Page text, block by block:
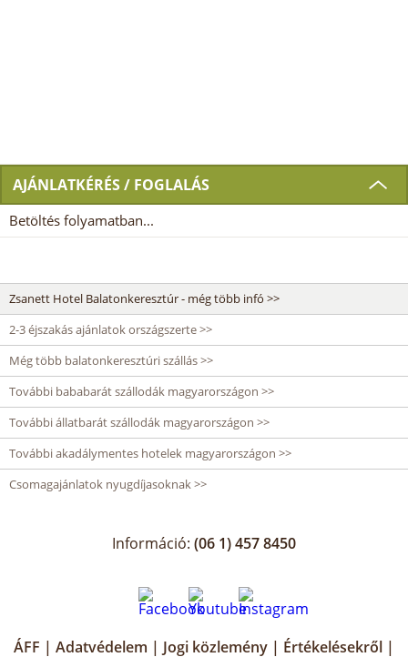
AJÁNLATKÉRÉS / FOGLALÁS
Betöltés folyamatban...
Zsanett Hotel Balatonkeresztúr - még több infó >>
2-3 éjszakás ajánlatok országszerte >>
Még több balatonkeresztúri szállás >>
További bababarát szállodák magyarországon >>
További állatbarát szállodák magyarországon >>
További akadálymentes hotelek magyarországon >>
Csomagajánlatok nyugdíjasoknak >>
Információ: (06 1) 457 8450
ÁFF | Adatvédelem | Jogi közlemény | Értékelésekről |